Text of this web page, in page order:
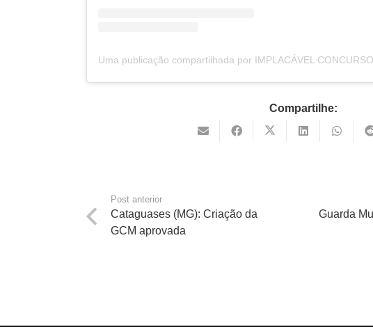
Compartilhe:
Post anterior
Cataguases (MG): Criação da
GCM aprovada
Guarda